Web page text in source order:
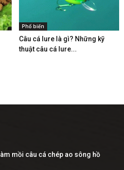
Phổ biến
Câu cá lure là gì? Những kỹ
thuật câu cá lure...
mồi câu cá chép ao sông hồ